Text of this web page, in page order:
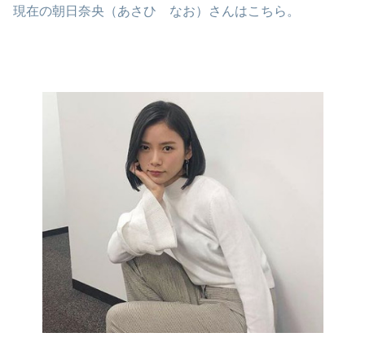
現在の朝日奈央（あさひ なお）さんはこちら。